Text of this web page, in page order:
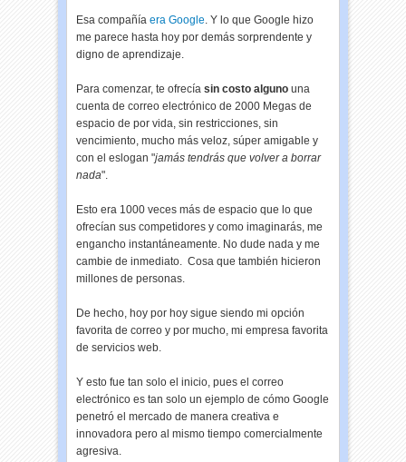
Esa compañíaera Google. Y lo que Google hizo
me parece hasta hoy por demás sorprendente y
digno de aprendizaje.
Para comenzar, te ofrecíasin costo alguno una
cuenta de correo electrónico de 2000 Megas de
espacio de por vida, sin restricciones, sin
vencimiento, mucho más veloz, súper amigable y
con el eslogan "jamás tendrás que volver a borrar
nada".
Esto era 1000 veces más de espacio que lo que
ofrecían sus competidores y como imaginarás, me
engancho instantáneamente. No dude nada y me
cambie de inmediato. Cosa que también hicieron
millones de personas.
De hecho, hoy por hoy sigue siendo mi opción
favorita de correo y por mucho, mi empresa favorita
de servicios web.
Y esto fue tan solo el inicio, pues el correo
electrónico es tan solo un ejemplo de cómo Google
penetró el mercado de manera creativa e
innovadora pero al mismo tiempo comercialmente
agresiva.